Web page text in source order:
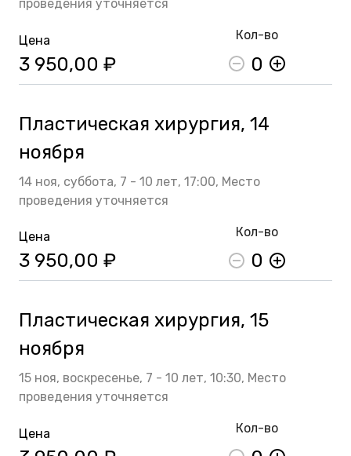
проведения уточняется
Цена
3 950,00 ₽
Кол-во
0
Пластическая хирургия, 14
ноября
14 ноя, суббота, 7 - 10 лет, 17:00, Место
проведения уточняется
Цена
3 950,00 ₽
Кол-во
0
Пластическая хирургия, 15
ноября
15 ноя, воскресенье, 7 - 10 лет, 10:30, Место
проведения уточняется
Цена Кол-во